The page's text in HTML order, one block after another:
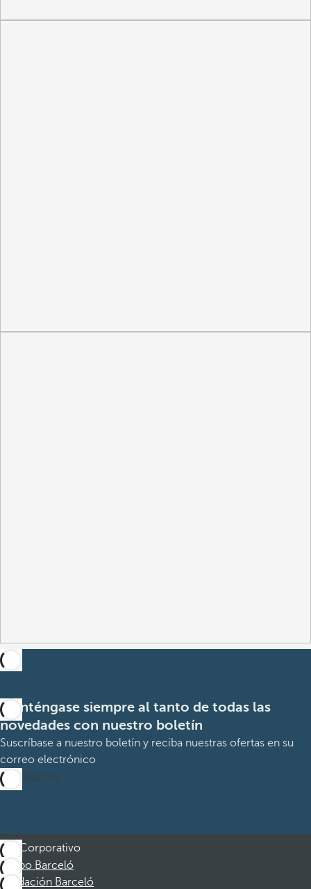
Manténgase siempre al tanto de todas las
novedades con nuestro boletín
Suscríbase a nuestro boletín y reciba nuestras ofertas en su
correo electrónico
Suscribirme
Corporativo
Grupo Barceló
Fundación Barceló